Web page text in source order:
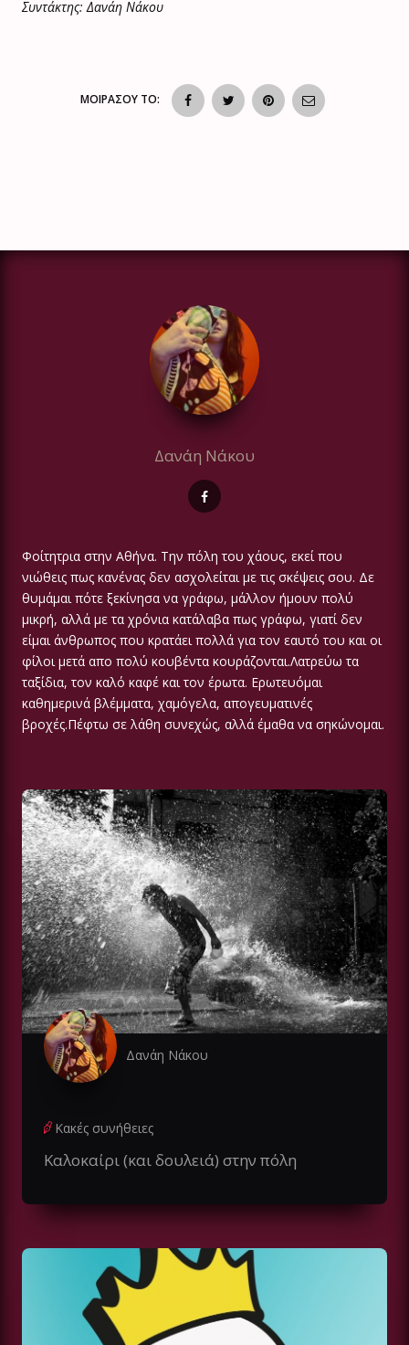
Συντάκτης: Δανάη Νάκου
ΜΟΙΡΑΣΟΥ ΤΟ:
Δανάη Νάκου
Φοίτητρια στην Αθήνα. Την πόλη του χάους, εκεί που
νιώθεις πως κανένας δεν ασχολείται με τις σκέψεις σου. Δε
θυμάμαι πότε ξεκίνησα να γράφω, μάλλον ήμουν πολύ
μικρή, αλλά με τα χρόνια κατάλαβα πως γράφω, γιατί δεν
είμαι άνθρωπος που κρατάει πολλά για τον εαυτό του και οι
φίλοι μετά απο πολύ κουβέντα κουράζονται.Λατρεύω τα
ταξίδια, τον καλό καφέ και τον έρωτα. Ερωτευόμαι
καθημερινά βλέμματα, χαμόγελα, απογευματινές
βροχές.Πέφτω σε λάθη συνεχώς, αλλά έμαθα να σηκώνομαι.
Δανάη Νάκου
Κακές συνήθειες
Καλοκαίρι (και δουλειά) στην πόλη